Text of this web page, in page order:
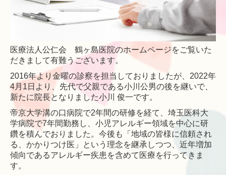
医療法人公仁会 鶴ヶ島医院のホームページをご覧いた
だきまして有難うございます。
2016年より金曜の診察を担当しておりましたが、2022年
4月1日より、先代で父親である小川公男の後を継いで、
新たに院長となりました小川 俊一です。
帝京大学溝の口病院で2年間の研修を経て、埼玉医科大
学病院で7年間勤務し、小児アレルギー領域を中心に研
鑽を積んでおりました。今後も「地域の皆様に信頼され
る、かかりつけ医」という理念を継承しつつ、近年増加
傾向であるアレルギー疾患を含めて医療を行ってきま
す。